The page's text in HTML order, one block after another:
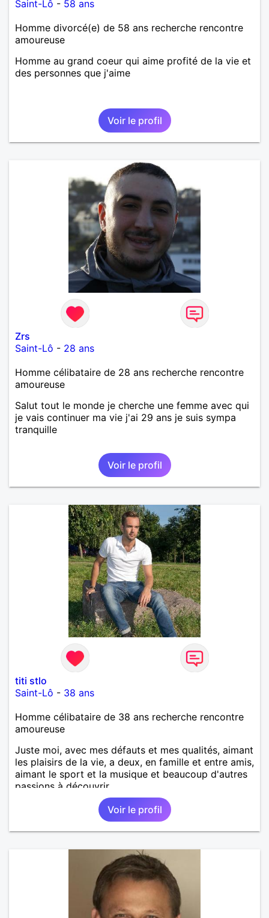
Saint-Lô - 58 ans
Homme divorcé(e) de 58 ans recherche rencontre
amoureuse
Homme au grand coeur qui aime profité de la vie et
des personnes que j'aime
Voir le profil
Zrs
Saint-Lô - 28 ans
Homme célibataire de 28 ans recherche rencontre
amoureuse
Salut tout le monde je cherche une femme avec qui
je vais continuer ma vie j'ai 29 ans je suis sympa
tranquille
Voir le profil
titi stlo
Saint-Lô - 38 ans
Homme célibataire de 38 ans recherche rencontre
amoureuse
Juste moi, avec mes défauts et mes qualités, aimant
les plaisirs de la vie, a deux, en famille et entre amis,
aimant le sport et la musique et beaucoup d'autres
passions à découvrir...
Voir le profil